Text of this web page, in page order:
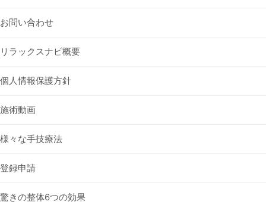
お問い合わせ
リラックスナビ概要
個人情報保護方針
施術動画
様々な手技療法
登録申請
驚きの整体6つの効果